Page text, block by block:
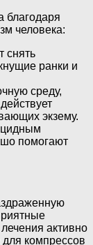
благодаря
человека:
снять
ранки и
среду,
экзему.
помогают
активно
компрессов